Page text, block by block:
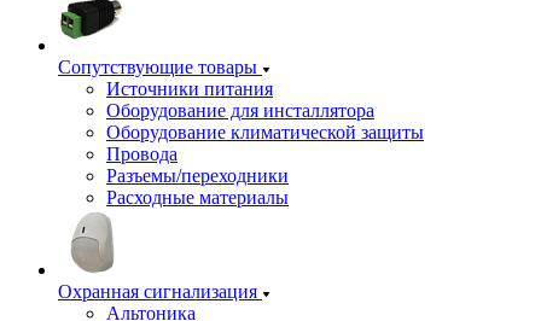
Сопутствующие товары
Источники питания
Оборудование для инсталлятора
Оборудование климатической защиты
Провода
Разъемы/переходники
Расходные материалы
Охранная сигнализация
Альтоника